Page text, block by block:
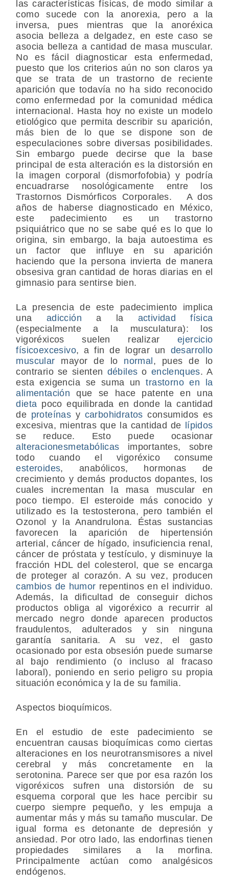
las características físicas, de modo similar a
como sucede con la anorexia, pero a la
inversa, pues mientras que la anoréxica
asocia belleza a delgadez, en este caso se
asocia belleza a cantidad de masa muscular.
No es fácil diagnosticar esta enfermedad,
puesto que los criterios aún no son claros ya
que se trata de un trastorno de reciente
aparición que todavía no ha sido reconocido
como enfermedad por la comunidad médica
internacional. Hasta hoy no existe un modelo
etiológico que permita describir su aparición,
más bien de lo que se dispone son de
especulaciones sobre diversas posibilidades.
Sin embargo puede decirse que la base
principal de esta alteración es la distorsión en
la imagen corporal (dismorfofobia) y podría
encuadrarse nosológicamente entre los
Trastornos Dismórficos Corporales. A dos
años de haberse diagnosticado en México,
este padecimiento es un trastorno
psiquiátrico que no se sabe qué es lo que lo
origina, sin embargo, la baja autoestima es
un factor que influye en su aparición
haciendo que la persona invierta de manera
obsesiva gran cantidad de horas diarias en el
gimnasio para sentirse bien.
La presencia de este padecimiento implica
una adicción a la actividad física
(especialmente a la musculatura): los
vigoréxicos suelen realizarejercicio
físicoexcesivo, a fin de lograr un desarrollo
muscular mayor de lo normal, pues de lo
contrario se sienten débiles o enclenques. A
esta exigencia se suma untrastorno en la
alimentación que se hace patente en una
dieta poco equilibrada en donde la cantidad
de proteínas y carbohidratos consumidos es
excesiva, mientras que la cantidad de lípidos
se reduce. Esto puede ocasionar
alteracionesmetabólicas importantes, sobre
todo cuando el vigoréxico consume
esteroides, anabólicos, hormonas de
crecimiento y demás productos dopantes, los
cuales incrementan la masa muscular en
poco tiempo. El esteroide más conocido y
utilizado es la testosterona, pero también el
Ozonol y la Anandrulona. Éstas sustancias
favorecen la aparición de hipertensión
arterial, cáncer de hígado, insuficiencia renal,
cáncer de próstata y testículo, y disminuye la
fracción HDL del colesterol, que se encarga
de proteger al corazón. A su vez, producen
cambios de humor repentinos en el individuo.
Además, la dificultad de conseguir dichos
productos obliga al vigoréxico a recurrir al
mercado negro donde aparecen productos
fraudulentos, adulterados y sin ninguna
garantía sanitaria. A su vez, el gasto
ocasionado por esta obsesión puede sumarse
al bajo rendimiento (o incluso al fracaso
laboral), poniendo en serio peligro su propia
situación económica y la de su familia.
Aspectos bioquímicos.
En el estudio de este padecimiento se
encuentran causas bioquímicas como ciertas
alteraciones en los neurotransmisores a nivel
cerebral y más concretamente en la
serotonina. Parece ser que por esa razón los
vigoréxicos sufren una distorsión de su
esquema corporal que les hace percibir su
cuerpo siempre pequeño, y les empuja a
aumentar más y más su tamaño muscular. De
igual forma es detonante de depresión y
ansiedad. Por otro lado, las endorfinas tienen
propiedades similares a la morfina.
Principalmente actúan como analgésicos
endógenos.